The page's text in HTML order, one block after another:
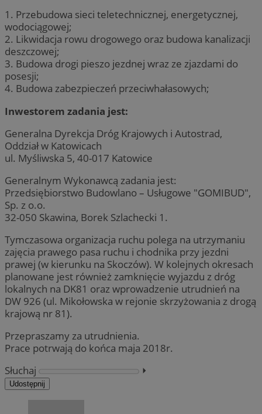
1. Przebudowa sieci teletechnicznej, energetycznej,
wodociągowej;
2. Likwidacja rowu drogowego oraz budowa kanalizacji
deszczowej;
3. Budowa drogi pieszo jezdnej wraz ze zjazdami do
posesji;
4. Budowa zabezpieczeń przeciwhałasowych;
Inwestorem zadania jest:
Generalna Dyrekcja Dróg Krajowych i Autostrad,
Oddział w Katowicach
ul. Myśliwska 5, 40-017 Katowice
Generalnym Wykonawcą zadania jest:
Przedsiębiorstwo Budowlano – Usługowe "GOMIBUD",
Sp. z o.o.
32-050 Skawina, Borek Szlachecki 1.
Tymczasowa organizacja ruchu polega na utrzymaniu
zajęcia prawego pasa ruchu i chodnika przy jezdni
prawej (w kierunku na Skoczów). W kolejnych okresach
planowane jest również zamknięcie wyjazdu z dróg
lokalnych na DK81 oraz wprowadzenie utrudnień na
DW 926 (ul. Mikołowska w rejonie skrzyżowania z drogą
krajową nr 81).
Przepraszamy za utrudnienia.
Prace potrwają do końca maja 2018r.
Słuchaj
⏵︎
Udostępnij